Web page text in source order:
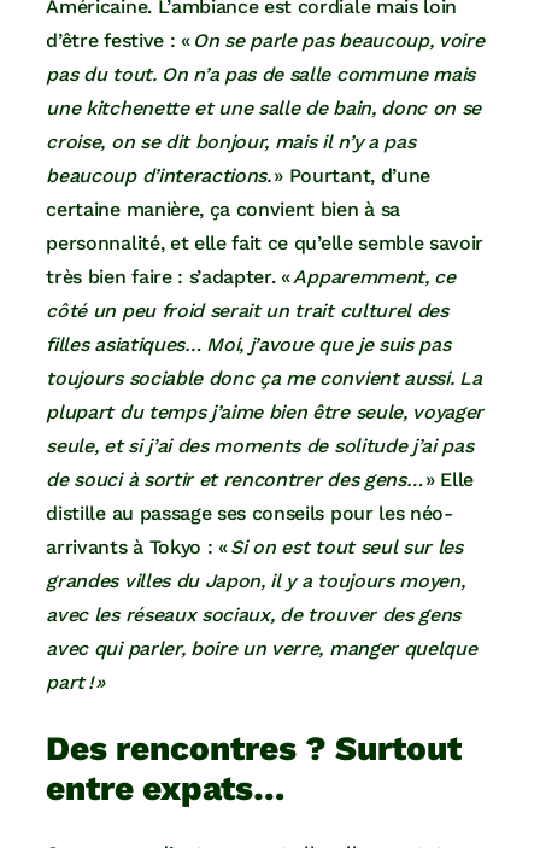
Américaine. L’ambiance est cordiale mais loin
d’être festive : « On se parle pas beaucoup, voire
pas du tout. On n’a pas de salle commune mais
une kitchenette et une salle de bain, donc on se
croise, on se dit bonjour, mais il n’y a pas
beaucoup d’interactions.» Pourtant, d’une
certaine manière, ça convient bien à sa
personnalité, et elle fait ce qu’elle semble savoir
très bien faire : s’adapter. «Apparemment, ce
côté un peu froid serait un trait culturel des
filles asiatiques… Moi, j’avoue que je suis pas
toujours sociable donc ça me convient aussi. La
plupart du temps j’aime bien être seule, voyager
seule, et si j’ai des moments de solitude j’ai pas
de souci à sortir et rencontrer des gens…» Elle
distille au passage ses conseils pour les néo-
arrivants à Tokyo : «Si on est tout seul sur les
grandes villes du Japon, il y a toujours moyen,
avec les réseaux sociaux, de trouver des gens
avec qui parler, boire un verre, manger quelque
part ! »
Des rencontres ? Surtout
entre expats…